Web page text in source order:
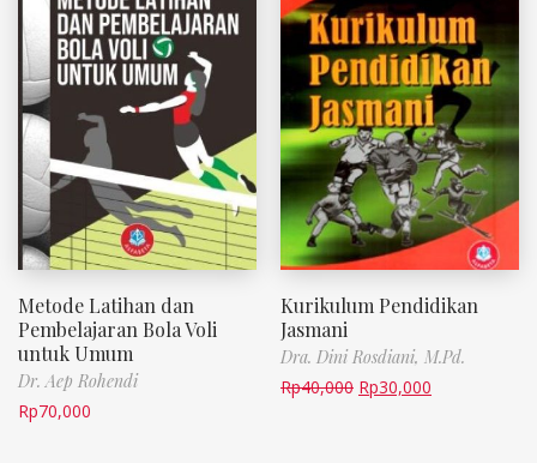
Metode Latihan dan
Pembelajaran Bola Voli
untuk Umum
Dr. Aep Rohendi
Rp70,000
Kurikulum Pendidikan
Jasmani
Dra. Dini Rosdiani, M.Pd.
Rp40,000 Rp30,000